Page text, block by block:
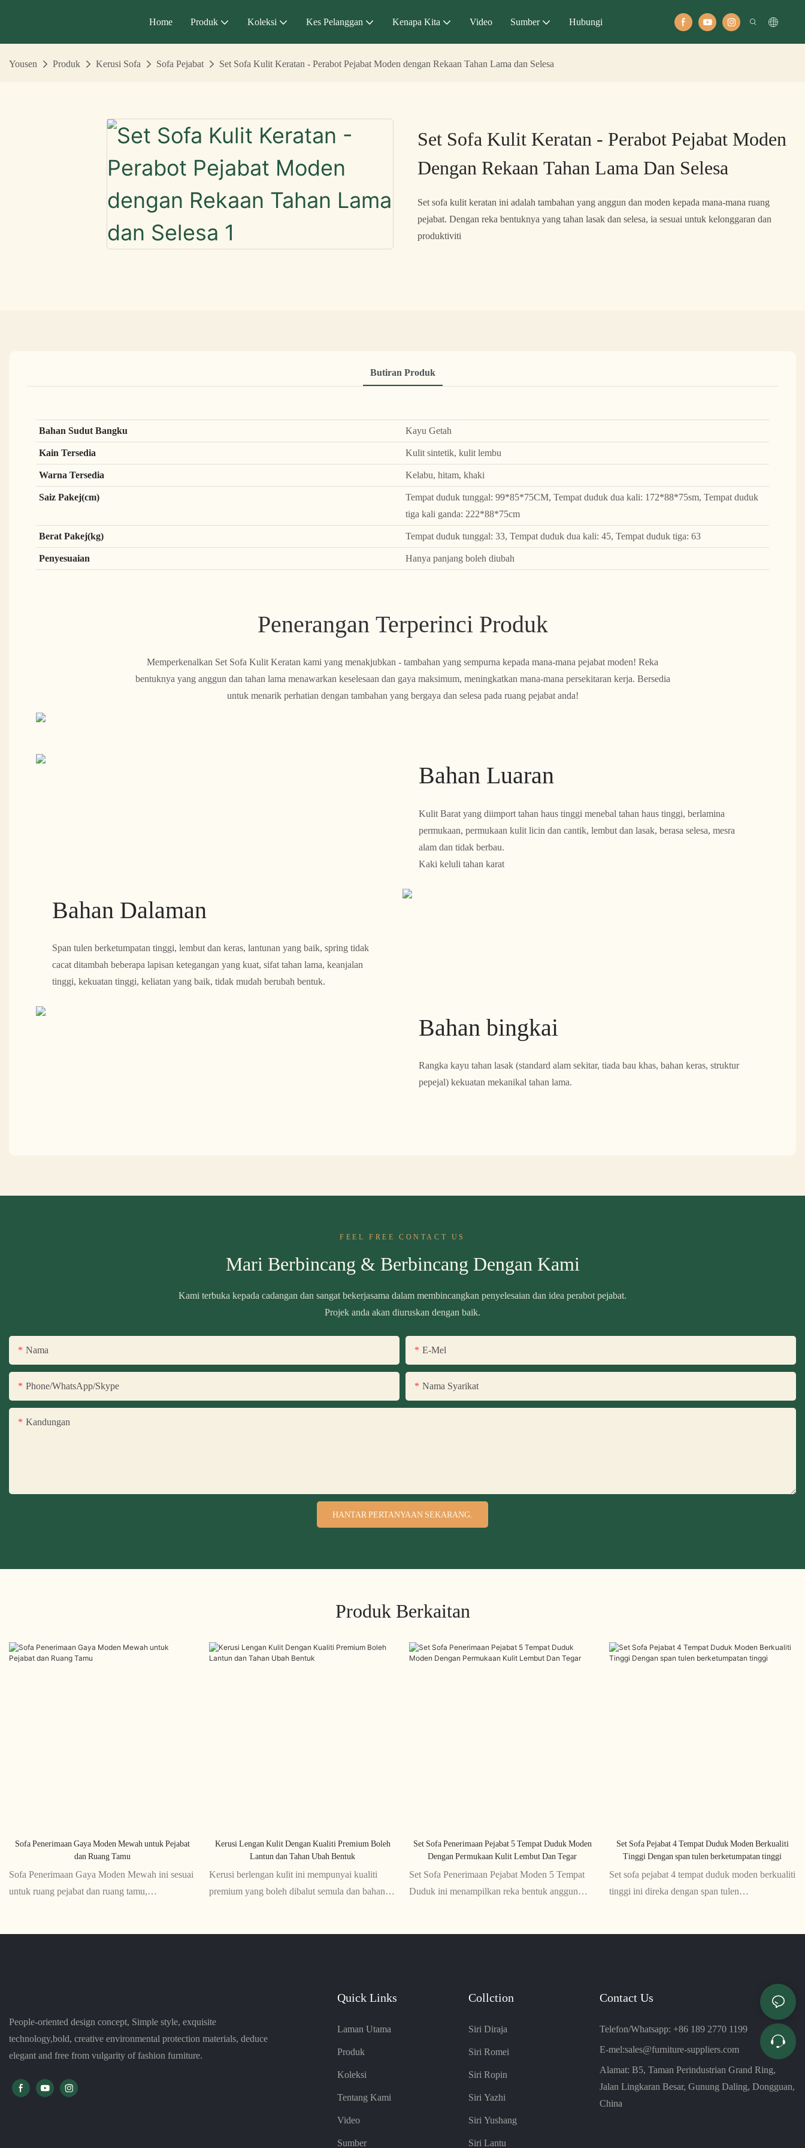
Home Produk Koleksi Kes Pelanggan Kenapa Kita Video Sumber Hubungi
Yousen Produk Kerusi Sofa Sofa Pejabat Set Sofa Kulit Keratan - Perabot Pejabat Moden dengan Rekaan Tahan Lama dan Selesa
Set Sofa Kulit Keratan - Perabot Pejabat Moden
Dengan Rekaan Tahan Lama Dan Selesa
Set sofa kulit keratan ini adalah tambahan yang anggun dan moden kepada mana-mana ruang
pejabat. Dengan reka bentuknya yang tahan lasak dan selesa, ia sesuai untuk kelonggaran dan
produktiviti
Butiran Produk
Bahan Sudut Bangku
Kayu Getah
Kain Tersedia
Kulit sintetik, kulit lembu
Warna Tersedia
Kelabu, hitam, khaki
Saiz Pakej(cm)
Tempat duduk tunggal: 99*85*75CM, Tempat duduk dua kali: 172*88*75sm, Tempat duduk
tiga kali ganda: 222*88*75cm
Berat Pakej(kg)
Tempat duduk tunggal: 33, Tempat duduk dua kali: 45, Tempat duduk tiga: 63
Penyesuaian
Hanya panjang boleh diubah
Penerangan Terperinci Produk
Memperkenalkan Set Sofa Kulit Keratan kami yang menakjubkan - tambahan yang sempurna kepada mana-mana pejabat moden! Reka
bentuknya yang anggun dan tahan lama menawarkan keselesaan dan gaya maksimum, meningkatkan mana-mana persekitaran kerja. Bersedia
untuk menarik perhatian dengan tambahan yang bergaya dan selesa pada ruang pejabat anda!
Bahan Luaran
Kulit Barat yang diimport tahan haus tinggi menebal tahan haus tinggi, berlamina
permukaan, permukaan kulit licin dan cantik, lembut dan lasak, berasa selesa, mesra
alam dan tidak berbau.
Kaki keluli tahan karat
Bahan Dalaman
Span tulen berketumpatan tinggi, lembut dan keras, lantunan yang baik, spring tidak
cacat ditambah beberapa lapisan ketegangan yang kuat, sifat tahan lama, keanjalan
tinggi, kekuatan tinggi, keliatan yang baik, tidak mudah berubah bentuk.
Bahan bingkai
Rangka kayu tahan lasak (standard alam sekitar, tiada bau khas, bahan keras, struktur
pepejal) kekuatan mekanikal tahan lama.
FEEL FREE CONTACT US
Mari Berbincang & Berbincang Dengan Kami
Kami terbuka kepada cadangan dan sangat bekerjasama dalam membincangkan penyelesaian dan idea perabot pejabat.
Projek anda akan diuruskan dengan baik.
Nama E-Mel
Phone/WhatsApp/Skype Nama Syarikat
Kandungan
HANTAR PERTANYAAN SEKARANG.
Produk Berkaitan
Sofa Penerimaan Gaya Moden Mewah untuk Pejabat
dan Ruang Tamu
Sofa Penerimaan Gaya Moden Mewah ini sesuai
untuk ruang pejabat dan ruang tamu,
Kerusi Lengan Kulit Dengan Kualiti Premium Boleh
Lantun dan Tahan Ubah Bentuk
Kerusi berlengan kulit ini mempunyai kualiti
premium yang boleh dibalut semula dan bahan
Set Sofa Penerimaan Pejabat 5 Tempat Duduk Moden
Dengan Permukaan Kulit Lembut Dan Tegar
Set Sofa Penerimaan Pejabat Moden 5 Tempat
Duduk ini menampilkan reka bentuk anggun
Set Sofa Pejabat 4 Tempat Duduk Moden Berkualiti
Tinggi Dengan span tulen berketumpatan tinggi
Set sofa pejabat 4 tempat duduk moden berkualiti
tinggi ini direka dengan span tulen
People-oriented design concept, Simple style, exquisite
technology,bold, creative environmental protection materials, deduce
elegant and free from vulgarity of fashion furniture.
Quick Links
Laman Utama
Produk
Koleksi
Tentang Kami
Video
Sumber
Collction
Siri Diraja
Siri Romei
Siri Ropin
Siri Yazhi
Siri Yushang
Siri Lantu
Contact Us
Telefon/Whatsapp: +86 189 2770 1199
E-mel:sales@furniture-suppliers.com
Alamat: B5, Taman Perindustrian Grand Ring,
Jalan Lingkaran Besar, Gunung Daling, Dongguan,
China